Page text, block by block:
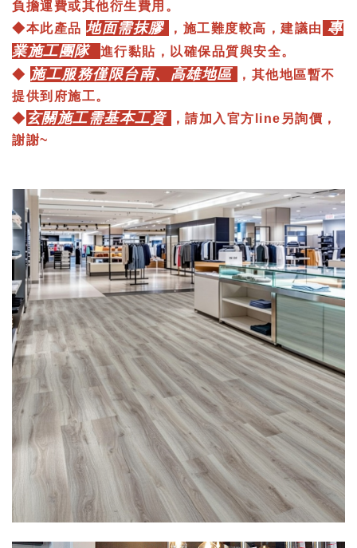
負擔運費或其他衍生費用。
◆本此產品 地面需抹膠 ，施工難度較高，建議由 專
業施工團隊
進行黏貼，以確保品質與安全。
◆ 施工服務僅限台南、高雄地區
，其他地區暫不
提供到府施工。
◆ 玄關施工需基本工資 ， 請加入 官方line 另詢價 ，
謝謝~